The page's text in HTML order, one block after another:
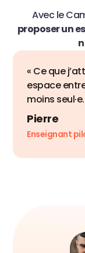
Avec le
proposer un
« Ce que
espace
moins
Pierre
Enseignant